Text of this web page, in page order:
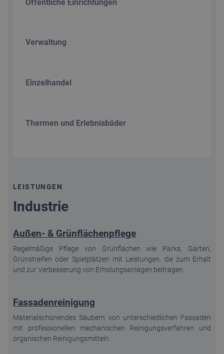
Öffentliche Einrichtungen
Verwaltung
Einzelhandel
Thermen und Erlebnisbäder
LEISTUNGEN
Industrie
Außen- & Grünflächenpflege
Regelmäßige Pflege von Grünflächen wie Parks, Gärten,
Grünstreifen oder Spielplätzen mit Leistungen, die zum Erhalt
und zur Verbesserung von Erholungsanlagen beitragen.
Fassadenreinigung
Materialschonendes Säubern von unterschiedlichen Fassaden
mit professionellen mechanischen Reinigungsverfahren und
organischen Reinigungsmitteln.